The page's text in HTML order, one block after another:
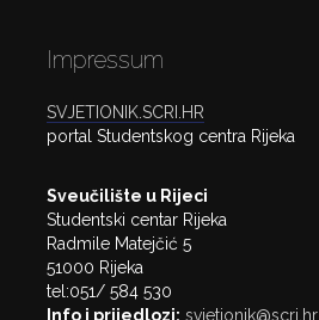
Impressum
SVJETIONIK.SCRI.HR
portal Studentskog centra Rijeka
Sveučilište u Rijeci
Studentski centar Rijeka
Radmile Matejčić 5
51000 Rijeka
tel:051/ 584 530
Info i prijedlozi: svjetionik@scri.hr